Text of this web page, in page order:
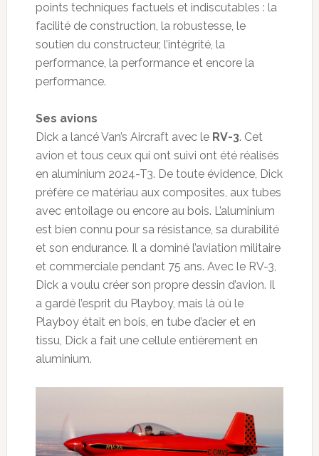
points techniques factuels et indiscutables : la
facilité de construction, la robustesse, le
soutien du constructeur, l’intégrité, la
performance, la performance et encore la
performance.
Ses avions
Dick a lancé Van’s Aircraft avec le RV-3. Cet
avion et tous ceux qui ont suivi ont été réalisés
en aluminium 2024-T3. De toute évidence, Dick
préfère ce matériau aux composites, aux tubes
avec entoilage ou encore au bois. L’aluminium
est bien connu pour sa résistance, sa durabilité
et son endurance. Il a dominé l’aviation militaire
et commerciale pendant 75 ans. Avec le RV-3,
Dick a voulu créer son propre dessin d’avion. Il
a gardé l’esprit du Playboy, mais là où le
Playboy était en bois, en tube d’acier et en
tissu, Dick a fait une cellule entièrement en
aluminium.